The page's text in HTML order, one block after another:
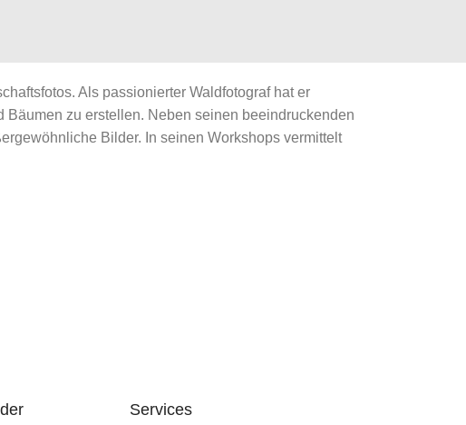
Als passionierter Waldfotograf hat er
zu erstellen. Neben seinen beeindruckenden
Bilder. In seinen Workshops vermittelt
Services